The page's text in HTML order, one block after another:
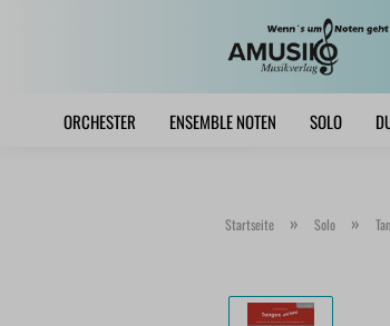
ORCHESTER ENSEMBLE NOTEN SOLO
Startseite » Solo »